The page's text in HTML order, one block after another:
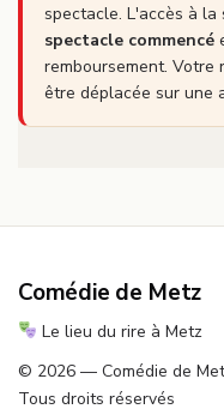
spectacle. L'accès à la
spectacle commencé
remboursement. Votre
être déplacée sur une
Comédie de Metz
Le lieu du rire à Metz
© 2026 — Comédie de
Tous droits réservés